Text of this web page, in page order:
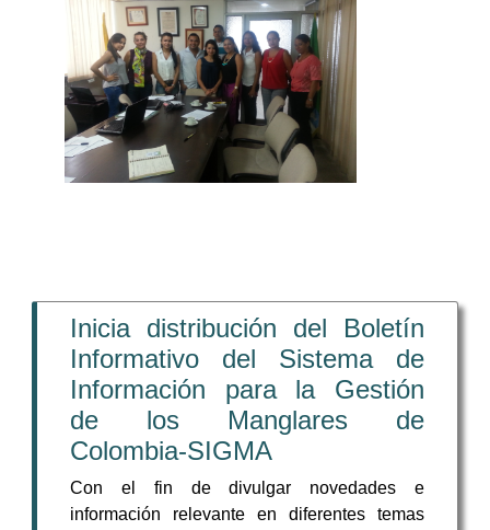
Inicia distribución del Boletín
Informativo del Sistema de
Información para la Gestión
de los Manglares de
Colombia-SIGMA
Con el fin de divulgar novedades e
información relevante en diferentes temas